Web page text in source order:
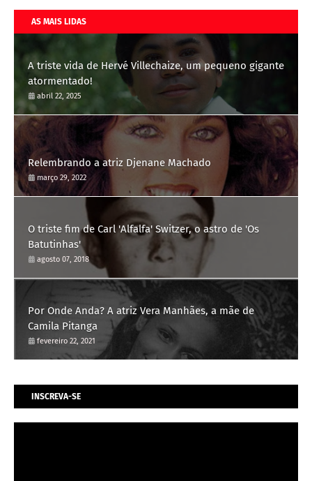
AS MAIS LIDAS
A triste vida de Hervé Villechaize, um pequeno gigante
atormentado!
abril 22, 2025
Relembrando a atriz Djenane Machado
março 29, 2022
O triste fim de Carl 'Alfalfa' Switzer, o astro de 'Os
Batutinhas'
agosto 07, 2018
Por Onde Anda? A atriz Vera Manhães, a mãe de
Camila Pitanga
fevereiro 22, 2021
INSCREVA-SE